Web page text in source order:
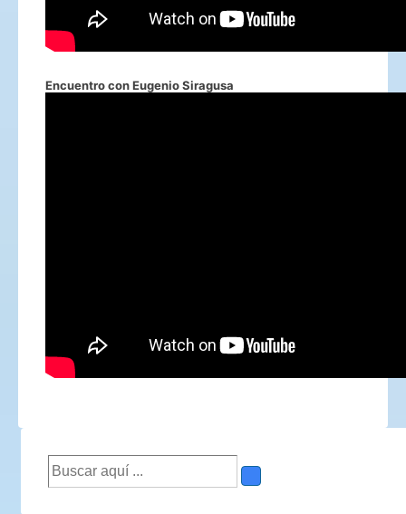
Encuentro con Eugenio Siragusa
Buscar
por: